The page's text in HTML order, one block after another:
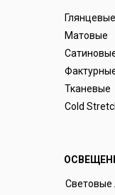
Глянцевые
Световые
Матовые
Тканевые
Cold